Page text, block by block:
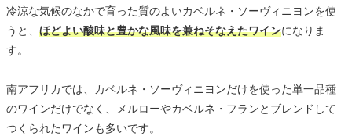
冷涼な気候のなかで育った質のよいカベルネ・ソーヴィニヨンを使
うと、 ほどよい酸味と豊かな風味を兼ねそなえたワインになりま
す。
南アフリカでは、カベルネ・ソーヴィニヨンだけを使った単一品種
のワインだけでなく、メルローやカベルネ・フランとブレンドして
つくられたワインも多いです。